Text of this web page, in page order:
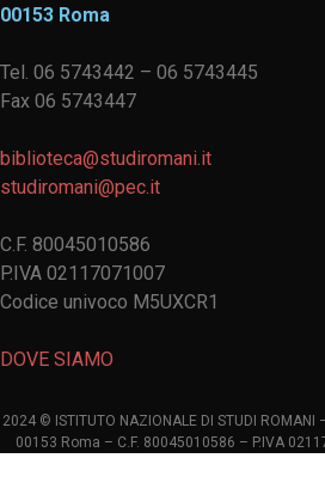
00153 Roma
Tel. 06 5743442 – 06 5743445
Fax 06 5743447
biblioteca@studiromani.it
studiromani@pec.it
C.F. 80045010586
P.IVA 02117071007
Codice univoco M5UXCR1
DOVE SIAMO
2024 © ISTITUTO NAZIONALE DI STUDI
00153 Roma – C.F. 80045010586 – P.IVA